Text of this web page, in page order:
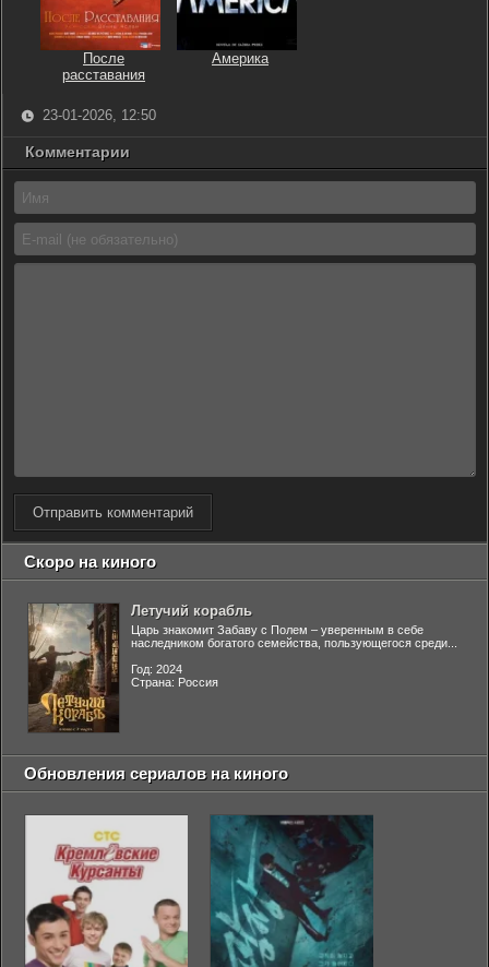
После
расставания
Америка
23-01-2026, 12:50
Комментарии
Отправить комментарий
Скоро на киного
Летучий корабль
Царь знакомит Забаву с Полем – уверенным в себе
наследником богатого семейства, пользующегося среди...
Год: 2024
Страна: Россия
Обновления сериалов на киного